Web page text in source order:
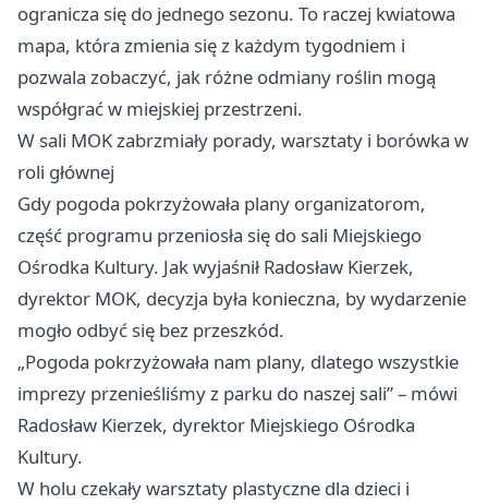
ogranicza się do jednego sezonu. To raczej kwiatowa
mapa, która zmienia się z każdym tygodniem i
pozwala zobaczyć, jak różne odmiany roślin mogą
współgrać w miejskiej przestrzeni.
W sali MOK zabrzmiały porady, warsztaty i borówka w
roli głównej
Gdy pogoda pokrzyżowała plany organizatorom,
część programu przeniosła się do sali Miejskiego
Ośrodka Kultury. Jak wyjaśnił Radosław Kierzek,
dyrektor MOK, decyzja była konieczna, by wydarzenie
mogło odbyć się bez przeszkód.
„Pogoda pokrzyżowała nam plany, dlatego wszystkie
imprezy przenieśliśmy z parku do naszej sali” – mówi
Radosław Kierzek, dyrektor Miejskiego Ośrodka
Kultury.
W holu czekały warsztaty plastyczne dla dzieci i